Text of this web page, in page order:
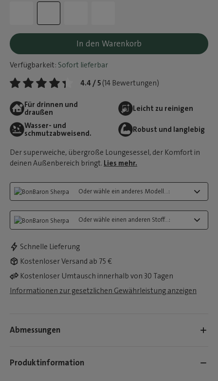
In den Warenkorb
Verfügbarkeit: Sofort lieferbar
4.4 / 5 (14 Bewertungen)
Für drinnen und
draußen
Leicht zu reinigen
Wasser- und
schmutzabweisend.
Robust und langlebig
Der superweiche, übergroße Loungesessel, der Komfort in
deinen Außenbereich bringt. Lies mehr.
Oder wähle ein anderes Modell...:
Oder wähle einen anderen Stoff...:
Schnelle Lieferung
Kostenloser Versand ab 75 €
Kostenloser Umtausch innerhalb von 30 Tagen
Informationen zur gesetzlichen Gewährleistung anzeigen
Abmessungen
Produktinformation